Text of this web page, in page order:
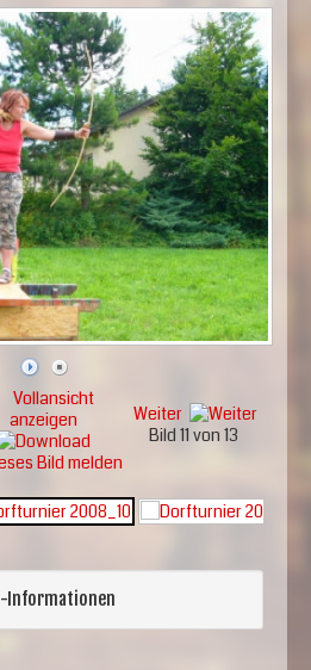
Weiter
Bild 11 von 13
Informationen